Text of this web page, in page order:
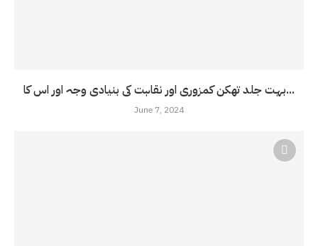
بہت جلد تھکن کمزوری اور نقاہت کی بنیادی وجہ اور اس کا...
June 7, 2024